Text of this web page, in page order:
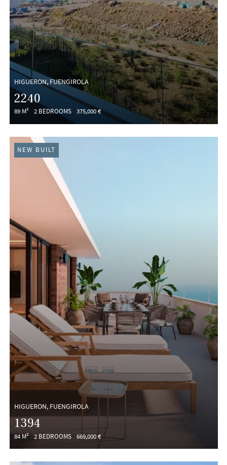
HIGUERON, FUENGIROLA
2240
89 M² 2 BEDROOMS 375,000 €
HIGUERON, FUENGIROLA
1394
84 M² 2 BEDROOMS 669,000 €
NEW BUILT